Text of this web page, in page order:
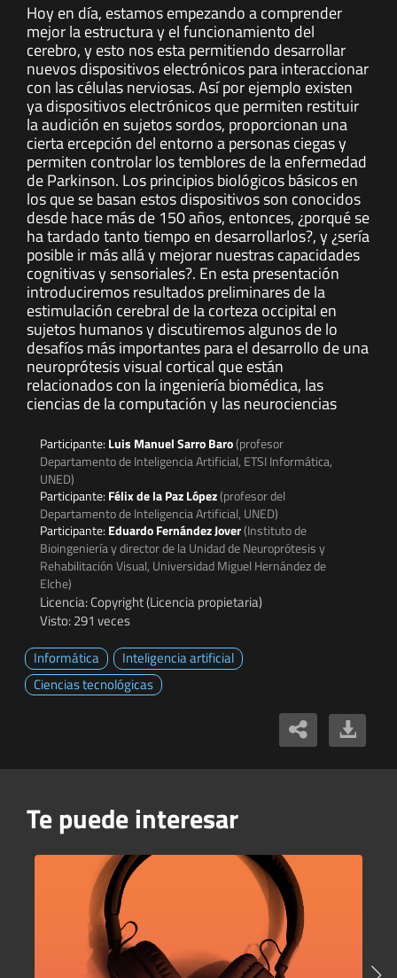
Hoy en día, estamos empezando a comprender
mejor la estructura y el funcionamiento del
cerebro, y esto nos esta permitiendo desarrollar
nuevos dispositivos electrónicos para interaccionar
con las células nerviosas. Así por ejemplo existen
ya dispositivos electrónicos que permiten restituir
la audición en sujetos sordos, proporcionan una
cierta ercepción del entorno a personas ciegas y
permiten controlar los temblores de la enfermedad
de Parkinson. Los principios biológicos básicos en
los que se basan estos dispositivos son conocidos
desde hace más de 150 años, entonces, ¿porqué se
ha tardado tanto tiempo en desarrollarlos?, y ¿sería
posible ir más allá y mejorar nuestras capacidades
cognitivas y sensoriales?. En esta presentación
introduciremos resultados preliminares de la
estimulación cerebral de la corteza occipital en
sujetos humanos y discutiremos algunos de lo
desafíos más importantes para el desarrollo de una
neuroprótesis visual cortical que están
relacionados con la ingeniería biomédica, las
ciencias de la computación y las neurociencias
Participante: Luis Manuel Sarro Baro(profesor
Departamento de Inteligencia Artificial, ETSI Informática,
UNED)
Participante: Félix de la Paz López(profesor del
Departamento de Inteligencia Artificial, UNED)
Participante: Eduardo Fernández Jover(Instituto de
Bioingeniería y director de la Unidad de Neuroprótesis y
Rehabilitación Visual, Universidad Miguel Hernández de
Elche)
Licencia: Copyright (Licencia propietaria)
Visto: 291 veces
Informática
Inteligencia artificial
Ciencias tecnológicas
Te puede interesar